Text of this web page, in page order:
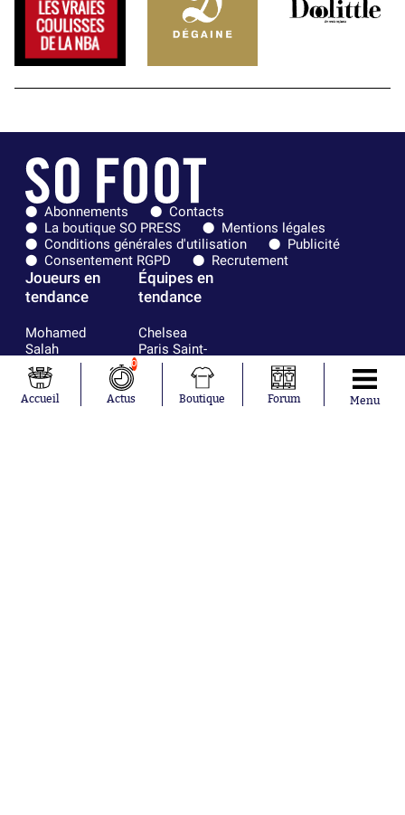
Abonnements
Contacts
La boutique SO PRESS
Mentions légales
Conditions générales d'utilisation
Publicité
Consentement RGPD
Recrutement
Joueurs en
tendance
Mohamed
Salah
Mykhailo
Mudryk
Neymar
Équipes en
tendance
Chelsea
Paris Saint-
Germain
Bordeaux
Olympique
Accueil
0
Actus Boutique Forum Menu